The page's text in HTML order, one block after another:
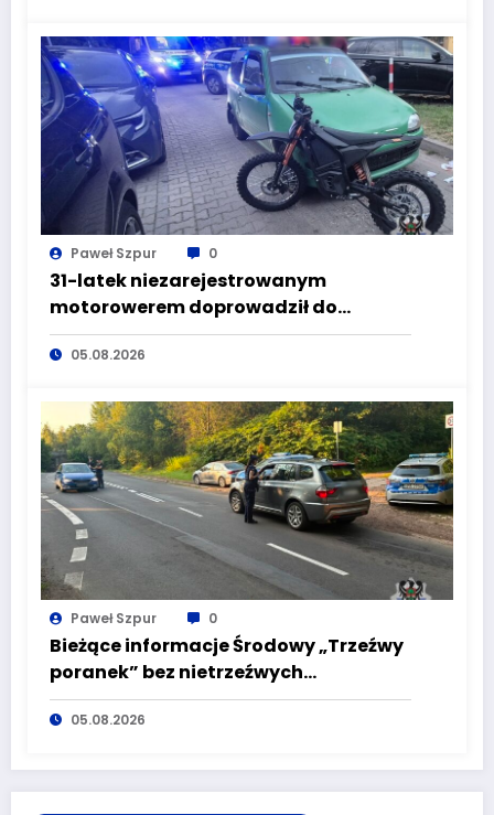
Paweł Szpur 0
31-latek niezarejestrowanym
motorowerem doprowadził do
wypadku będąc pod wpływem
alkoholu
05.08.2026
Paweł Szpur 0
Bieżące informacje Środowy „Trzeźwy
poranek” bez nietrzeźwych
kierujących! To cieszy!
05.08.2026